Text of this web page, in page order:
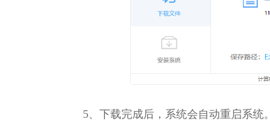
5、下载完成后，系统会自动重启系统。